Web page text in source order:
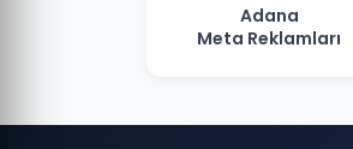
Adana
Meta Reklamları